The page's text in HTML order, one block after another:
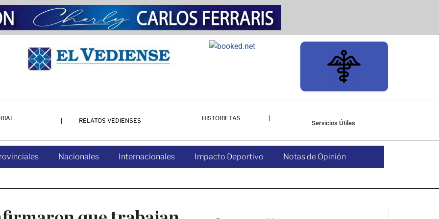
RELATOS VEDIENSES HISTORIETAS
Servicios Útiles
Nacionales Internacionales Impacto Deportivo Notas de Opinión